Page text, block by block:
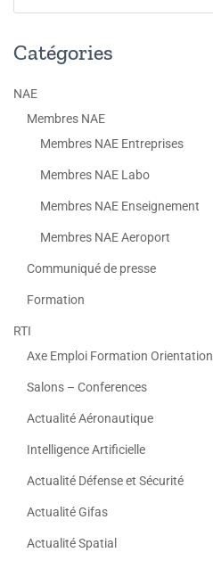
Catégories
NAE
Membres NAE
Membres NAE Entreprises
Membres NAE Labo
Membres NAE Enseignement
Membres NAE Aeroport
Communiqué de presse
Formation
RTI
Axe Emploi Formation Orientation
Salons – Conferences
Actualité Aéronautique
Intelligence Artificielle
Actualité Défense et Sécurité
Actualité Gifas
Actualité Spatial